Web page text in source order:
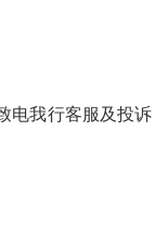
电我行客服及投诉